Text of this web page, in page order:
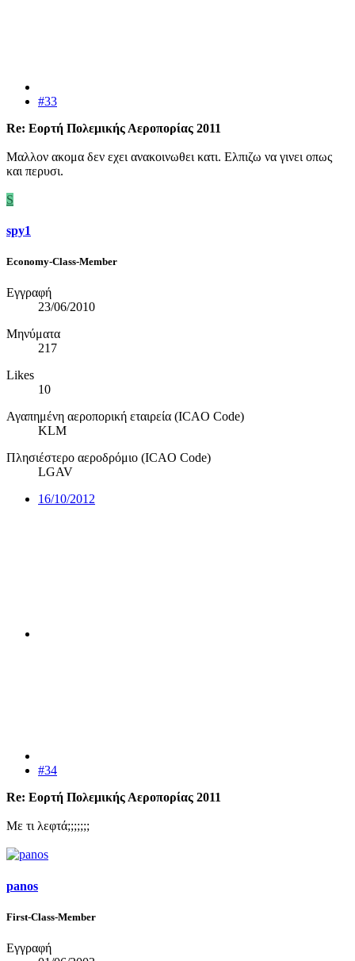
#33
Re: Εορτή Πολεμικής Αεροπορίας 2011
Μαλλον ακομα δεν εχει ανακοινωθει κατι. Ελπιζω να γινει οπως
και περυσι.
S
spy1
Economy-Class-Member
Εγγραφή
23/06/2010
Μηνύματα
217
Likes
10
Αγαπημένη αεροπορική εταιρεία (ICAO Code)
KLM
Πλησιέστερο αεροδρόμιο (ICAO Code)
LGAV
16/10/2012
#34
Re: Εορτή Πολεμικής Αεροπορίας 2011
Με τι λεφτά;;;;;;;
panos
First-Class-Member
Εγγραφή